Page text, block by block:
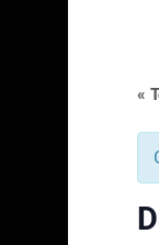
«